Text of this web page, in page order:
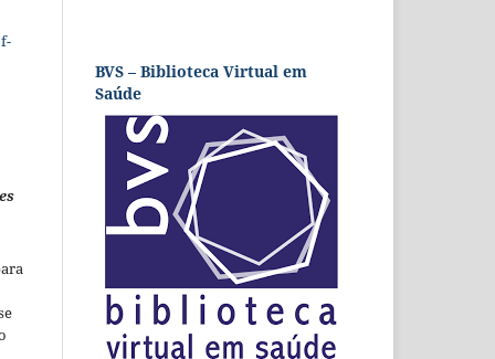
BVS – Biblioteca Virtual em
Saúde